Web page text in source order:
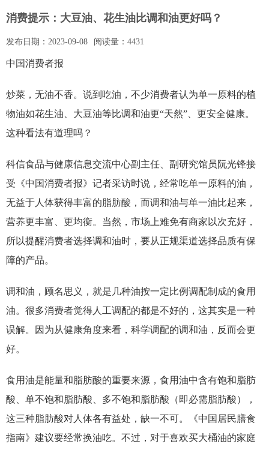
消费提示：大豆油、花生油比调和油更好吗？
发布日期： 2023-09-08 阅读量： 4431
中国消费者报
炒菜，无油不香。说到吃油，不少消费者认为单一原料的植
物油如花生油、大豆油等比调和油更“天然”、更安全健康。
这种看法有道理吗？
科信食品与健康信息交流中心副主任、副研究馆员阮光锋接
受《中国消费者报》记者采访时说，经常吃单一原料的油，
无益于人体获得丰富的脂肪酸，而调和油与单一油比起来，
营养更丰富、更均衡。当然，市场上难免有商家以次充好，
所以提醒消费者选择调和油时，要从正规渠道选择品质有保
障的产品。
调和油，顾名思义，就是几种油按一定比例调配制成的食用
油。很多消费者觉得人工调配的都是不好的，这其实是一种
误解。因为从健康角度来看，科学调配的调和油，反而会更
好。
食用油是能量和脂肪酸的重要来源，食用油中含有饱和脂肪
酸、单不饱和脂肪酸、多不饱和脂肪酸（即必需脂肪酸），
这三种脂肪酸对人体各有益处，缺一不可。《中国居民膳食
指南》建议要经常换油吃。不过，对于喜欢买大桶油的家庭